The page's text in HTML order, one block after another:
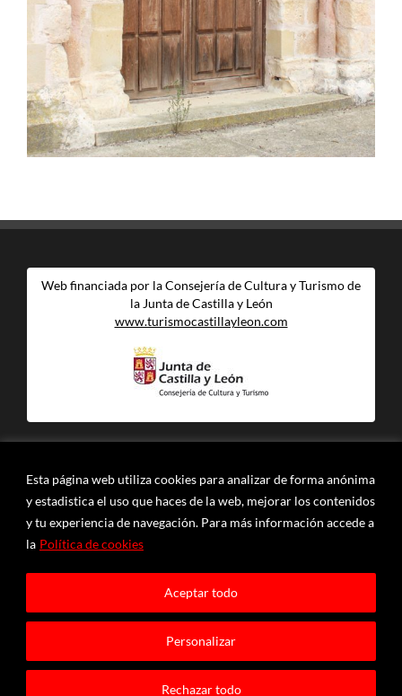
Esta página web utiliza cookies para analizar de forma anónima
y estadistica el uso que haces de la web, mejorar los contenidos
y tu experiencia de navegación. Para más información accede a
la Política de cookies
Personalizar
Rechazar todo
Aceptar todo
Web financiada por la Consejería de Cultura y Turismo de
la Junta de Castilla y León
www.turismocastillayleon.com
© COMUNIDAD DE VILLA Y TIERRA DE SEPÚLVEDA
POLÍTICA DE PRIVACIDAD Y PROTECCIÓN DE
Plaza del Trigo 1 - 40.300 Sepúlveda (Segovia)
Tfn. 921 540 927
Diseño:Globales Internet